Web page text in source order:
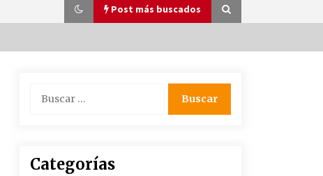
Post más buscados
Plaga de pulgas en el festival
Interestelar de Sevilla: «Pensé que
liquidación al no tener que pagar
Categorías